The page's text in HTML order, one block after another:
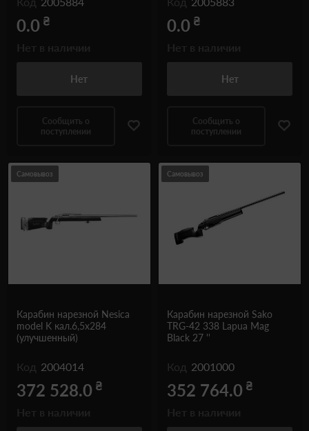
0.0 ₴
Нет
Сообщить о
поступлении
0.0 ₴
Нет
Сообщить о
поступлении
Самовывоз
Карабин нарезной Nesica
model K кал.6,5х284
(улучшенный)
Код 2004014
372 528.0 ₴
Самовывоз
Карабин нарезной Sako
TRG-42 338 Lapua Mag
Black 27 ''
Код 2001000
352 764.0 ₴